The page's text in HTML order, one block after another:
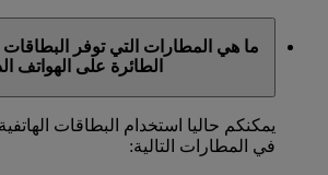
ما هي المطارات التي توفر البطاقات
الطائرة على الهواتف
يمكنكم حاليا استخدام البطاقات
في المطارات التالية: